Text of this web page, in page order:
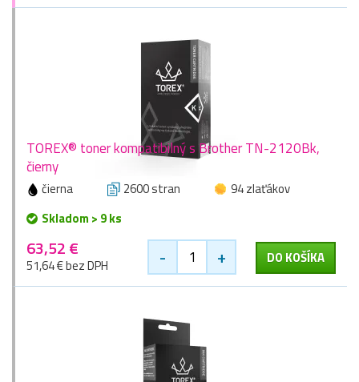
TOREX® toner kompatibilný s Brother TN-2120Bk,
čierny
čierna 2600 stran
94 zlaťákov
Skladom > 9 ks
63,52 €
51,64 € bez DPH - + DO KOŠÍKA